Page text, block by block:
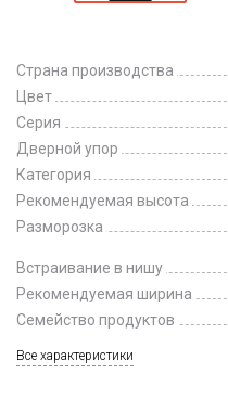
Страна производства
Цвет
Серия
Дверной упор
Категория
Рекомендуемая высота
Разморозка
Встраивание в нишу
Рекомендуемая ширина
Семейство продуктов
Все характеристики